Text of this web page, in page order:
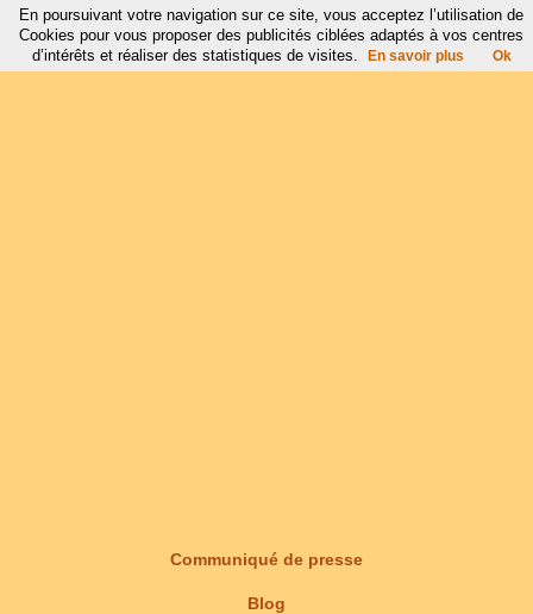
Communiqué de presse
Blog
En poursuivant votre navigation sur ce site, vous acceptez l’utilisation de
Cookies pour vous proposer des publicités ciblées adaptés à vos centres
d’intérêts et réaliser des statistiques de visites.
En savoir plus Ok